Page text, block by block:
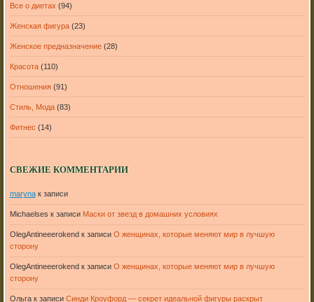
Все о диетах (94)
Женская фигура(23)
Женское предназначение(28)
Красота(110)
Отношения(91)
Стиль, Мода(83)
Фитнес (14)
СВЕЖИЕ КОММЕНТАРИИ
marynaк записи
Michaelses к записи Маски от звезд в домашних условиях
OlegAntineeerokend к записи О женщинах, которые меняют мир в лучшую
сторону
OlegAntineeerokend к записи О женщинах, которые меняют мир в лучшую
сторону
Ольгак записи Синди Кроуфорд — секрет идеальной фигуры раскрыт